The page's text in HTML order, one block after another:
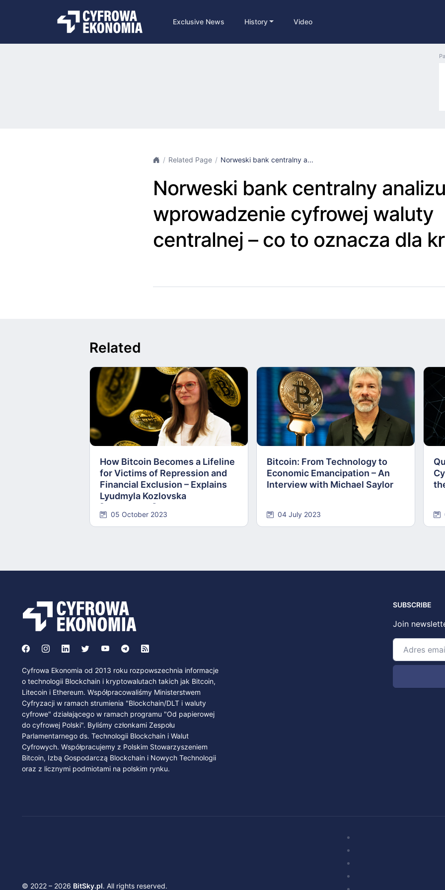
Exclusive News History Video
Related Page Norweski bank centralny a...
Norweski bank centralny
wprowadzenie cyfrowej waluty
centralnej – co to oznacza dla
Related
How Bitcoin Becomes a Lifeline
for Victims of Repression and
Financial Exclusion – Explains
Lyudmyla Kozlovska
05 October 2023
Bitcoin: From Technology to
Economic Emancipation – An
Interview with Michael Saylor
04 July 2023
Cyfrowa Ekonomia od 2013 roku rozpowszechnia informacje
o technologii Blockchain i kryptowalutach takich jak Bitcoin,
Litecoin i Ethereum. Współpracowaliśmy Ministerstwem
Cyfryzacji w ramach strumienia "Blockchain/DLT i waluty
cyfrowe" działającego w ramach programu "Od papierowej
do cyfrowej Polski". Byliśmy członkami Zespołu
Parlamentarnego ds. Technologii Blockchain i Walut
Cyfrowych. Współpracujemy z Polskim Stowarzyszeniem
Bitcoin, Izbą Gospodarczą Blockchain i Nowych Technologii
oraz z licznymi podmiotami na polskim rynku.
SUBSCRIBE
Join
© 2022 – 2026 BitSky.pl. All rights reserved.